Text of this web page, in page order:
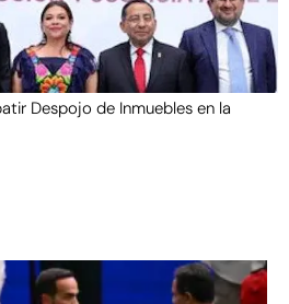
Despojo de Inmuebles en la